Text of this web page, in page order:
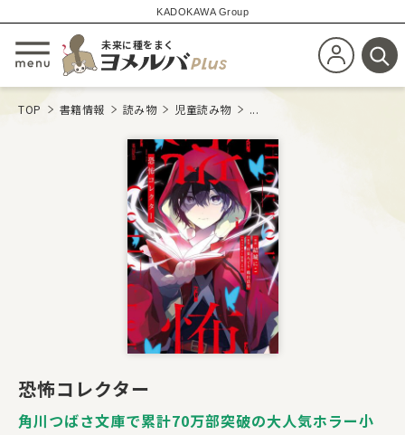
KADOKAWA Group
メニューを開閉する
未来に種をまく
新規会員登
検
TOP 書籍情報 読み物 児童読み物 ...
恐怖コレクター
角川つばさ文庫で累計70万部突破の大人気ホラー小